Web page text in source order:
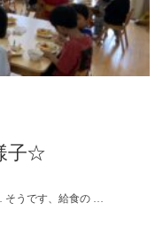
子☆
うです、給食の …